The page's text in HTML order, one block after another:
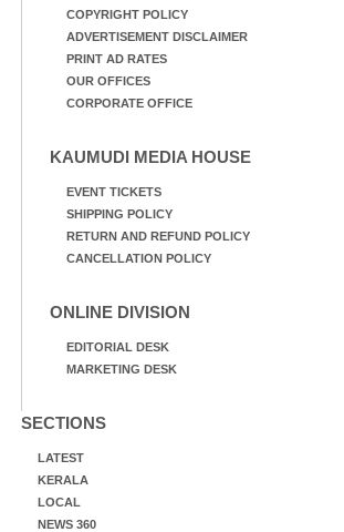
COPYRIGHT POLICY
ADVERTISEMENT DISCLAIMER
PRINT AD RATES
OUR OFFICES
CORPORATE OFFICE
KAUMUDI MEDIA HOUSE
EVENT TICKETS
SHIPPING POLICY
RETURN AND REFUND POLICY
CANCELLATION POLICY
ONLINE DIVISION
EDITORIAL DESK
MARKETING DESK
SECTIONS
LATEST
KERALA
LOCAL
NEWS 360